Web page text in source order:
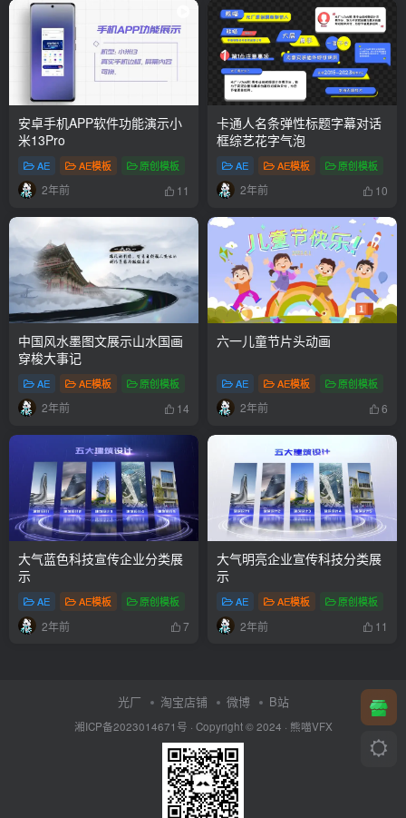
安卓手机APP软件功能演示小
米13Pro
AE AE模板 原创模板 # AE模版 # 安卓 # app
2年前 11
卡通人名条弹性标题字幕对话
框综艺花字气泡
AE AE模板 原创模板
2年前 10
中国风水墨图文展示山水国画
穿梭大事记
AE AE模板 原创模板 # 水墨大气 # 古典图片 # 图文
2年前 14
六一儿童节片头动画
AE AE模板 原创模板
2年前 6
大气蓝色科技宣传企业分类展
示
AE AE模板 原创模板 # 蓝色 # 商务 # 科技
2年前 7
大气明亮企业宣传科技分类展
示
AE AE模板 原创模板
2年前 11
光厂 淘宝店铺 微博 B站
湘ICP备2023014671号 · Copyright © 2024 · 熊喵VFX